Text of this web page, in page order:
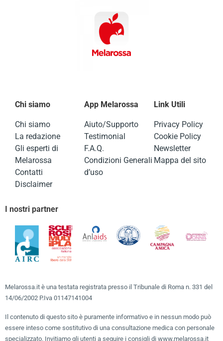
Chi siamo
Chi siamo
La redazione
Gli esperti di
Melarossa
Contatti
Disclaimer
App Melarossa
Aiuto/Supporto
Testimonial
F.A.Q.
Condizioni Generali
d’uso
Link Utili
Privacy Policy
Cookie Policy
Newsletter
Mappa del sito
I nostri partner
Melarossa.it è una testata registrata presso il Tribunale di Roma n. 331 del
14/06/2002 P.Iva 01147141004
Il contenuto di questo sito è puramente informativo e in nessun modo può
essere inteso come sostitutivo di una consultazione medica con personale
specializzato. Invitiamo gli utenti a seguire i consigli di www.melarossa.it